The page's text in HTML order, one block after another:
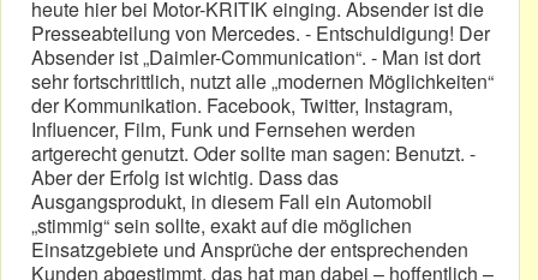
heute hier bei Motor-KRITIK einging. Absender ist die
Presseabteilung von Mercedes. - Entschuldigung! Der
Absender ist „Daimler-Communication“. - Man ist dort
sehr fortschrittlich, nutzt alle „modernen Möglichkeiten“
der Kommunikation. Facebook, Twitter, Instagram,
Influencer, Film, Funk und Fernsehen werden
artgerecht genutzt. Oder sollte man sagen: Benutzt. -
Aber der Erfolg ist wichtig. Dass das
Ausgangsprodukt, in diesem Fall ein Automobil
„stimmig“ sein sollte, exakt auf die möglichen
Einsatzgebiete und Ansprüche der entsprechenden
Kunden abgestimmt, das hat man dabei – hoffentlich –